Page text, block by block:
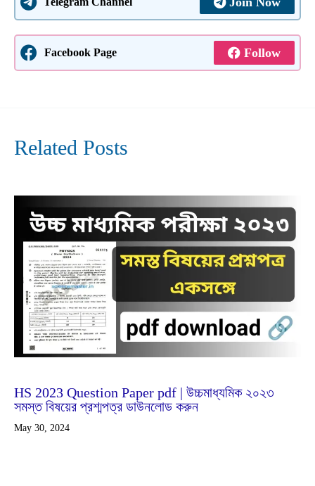
Facebook Page Follow
Related Posts
HS 2023 Question Paper pdf | উচ্চমাধ্যমিক ২০২৩
সমস্ত বিষয়ের প্রশ্মপত্র ডাউনলোড করুন
May 30, 2024